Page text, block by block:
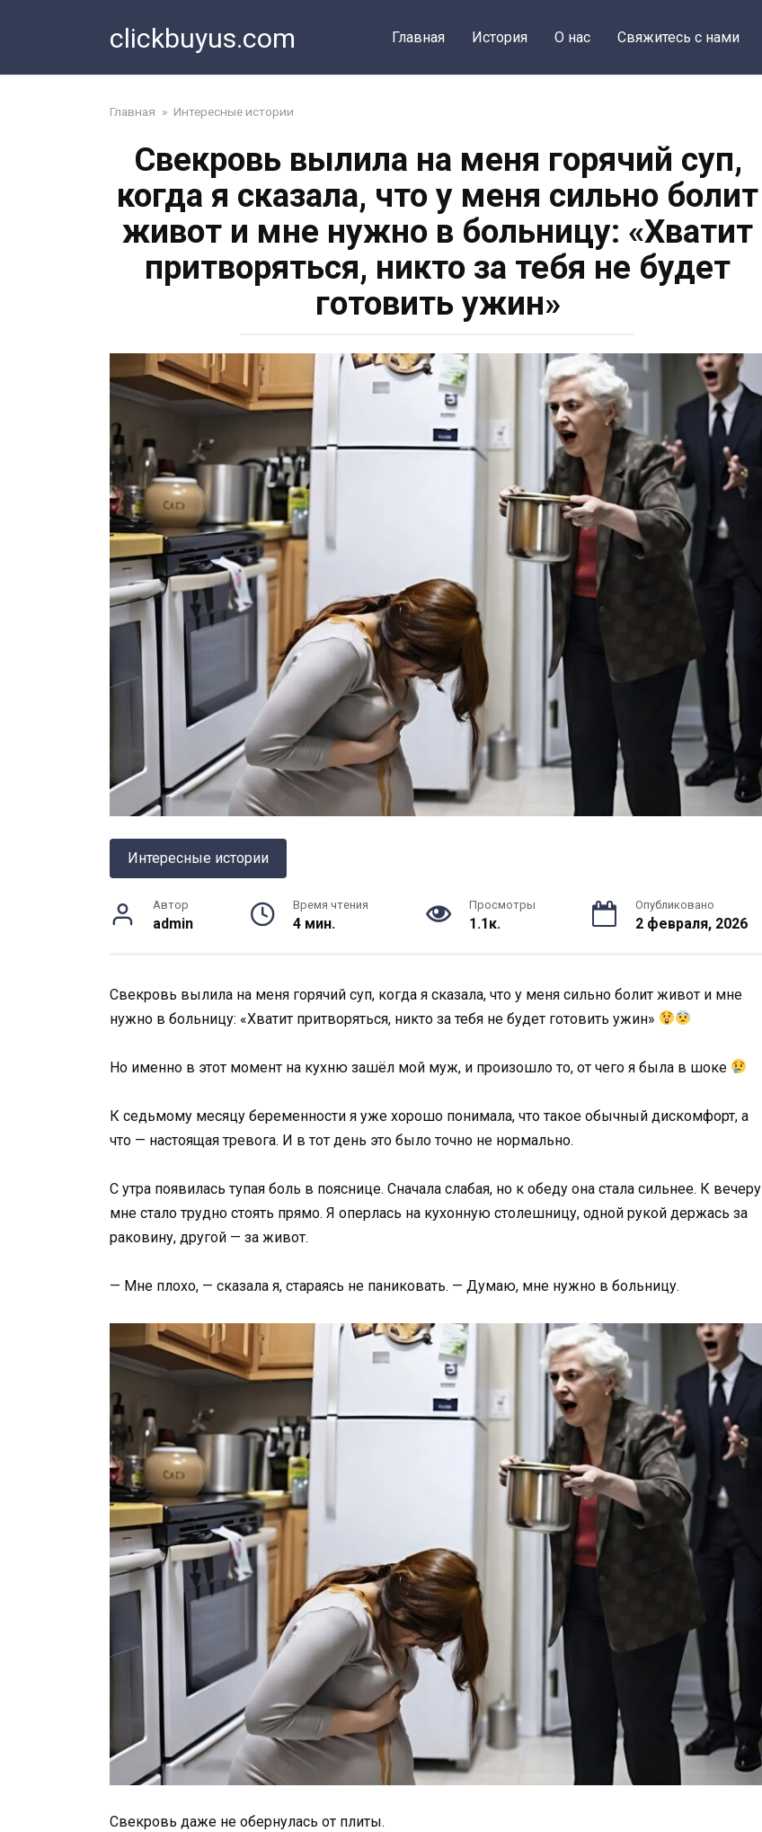
clickbuyus.com Главная История О нас Свяжитесь с нами
Главная » Интересные истории
Свекровь вылила на меня горячий суп,
когда я сказала, что у меня сильно болит
живот и мне нужно в больницу: «Хватит
притворяться, никто за тебя не будет
готовить ужин»
Интересные истории
Автор
admin
Время чтения
4 мин.
Просмотры
1.1к.
Опубликовано
2 февраля, 2026
Свекровь вылила на меня горячий суп, когда я сказала, что у меня сильно болит живот и мне
нужно в больницу: «Хватит притворяться, никто за тебя не будет готовить ужин»
Но именно в этот момент на кухню зашёл мой муж, и произошло то, от чего я была в шоке
К седьмому месяцу беременности я уже хорошо понимала, что такое обычный дискомфорт, а
что — настоящая тревога. И в тот день это было точно не нормально.
С утра появилась тупая боль в пояснице. Сначала слабая, но к обеду она стала сильнее. К вечеру
мне стало трудно стоять прямо. Я оперлась на кухонную столешницу, одной рукой держась за
раковину, другой — за живот.
— Мне плохо, — сказала я, стараясь не паниковать. — Думаю, мне нужно в больницу.
Свекровь даже не обернулась от плиты.